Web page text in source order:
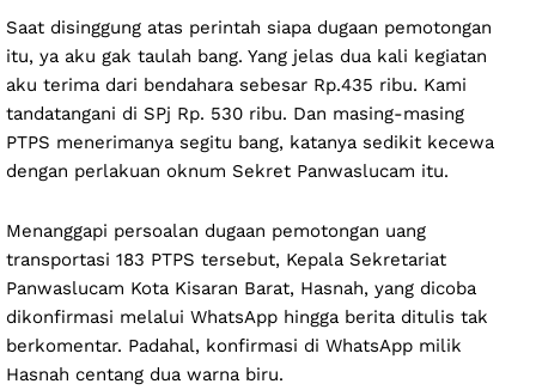
Saat disinggung atas perintah siapa dugaan pemotongan
itu, ya aku gak taulah bang. Yang jelas dua kali kegiatan
aku terima dari bendahara sebesar Rp.435 ribu. Kami
tandatangani di SPj Rp. 530 ribu. Dan masing-masing
PTPS menerimanya segitu bang, katanya sedikit kecewa
dengan perlakuan oknum Sekret Panwaslucam itu.
Menanggapi persoalan dugaan pemotongan uang
transportasi 183 PTPS tersebut, Kepala Sekretariat
Panwaslucam Kota Kisaran Barat, Hasnah, yang dicoba
dikonfirmasi melalui WhatsApp hingga berita ditulis tak
berkomentar. Padahal, konfirmasi di WhatsApp milik
Hasnah centang dua warna biru.